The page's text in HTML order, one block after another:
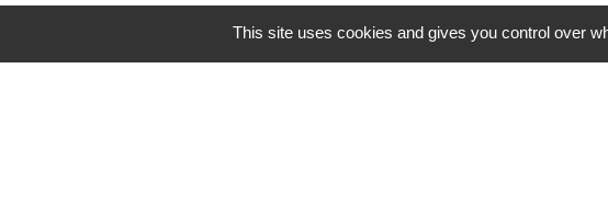
ContactsThis site uses cookies and gives you control over